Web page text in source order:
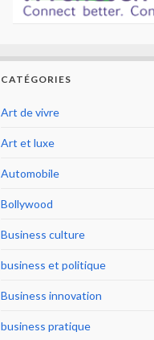
CATÉGORIES
Art de vivre
Art et luxe
Automobile
Bollywood
Business culture
business et politique
Business innovation
business pratique